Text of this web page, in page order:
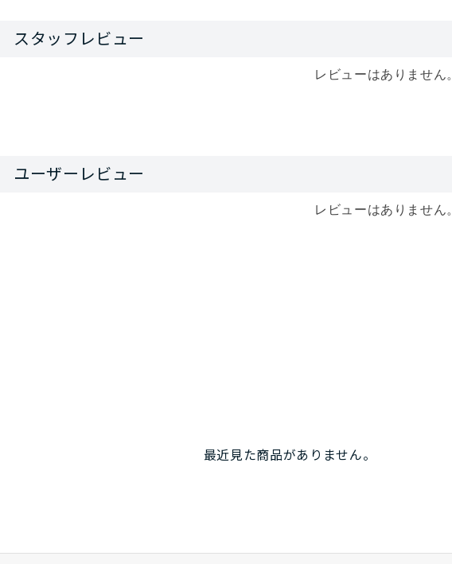
レビューはありません
レビューはありません
最近見た商品がありません。